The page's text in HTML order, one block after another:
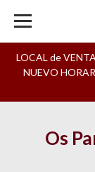
LOCAL de
NUEVO
Os